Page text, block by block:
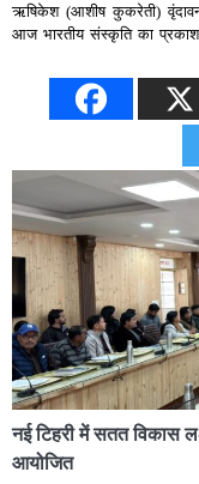
ऋषिकेश (आशीष कुकरेती)
आज भारतीय संस्कृति का
नई टिहरी में सतत विकास
आयोजित